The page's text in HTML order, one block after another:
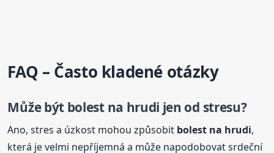
FAQ – Často kladené otázky
Může být bolest na hrudi jen od stresu?
Ano, stres a úzkost mohou způsobit bolest na hrudi,
která je velmi nepříjemná a může napodobovat srdeční